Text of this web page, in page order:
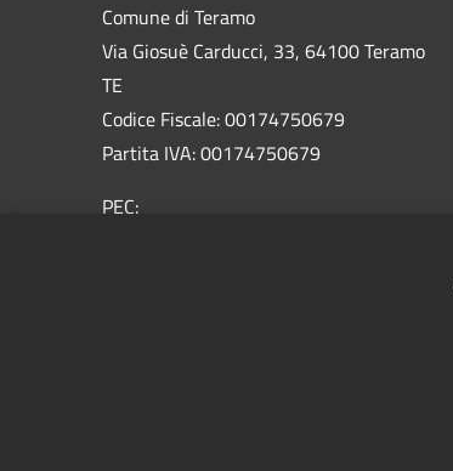
Comune di Teramo
Via Giosuè Carducci, 33, 64100 Teramo
TE
Codice Fiscale: 00174750679
Partita IVA: 00174750679
PEC: